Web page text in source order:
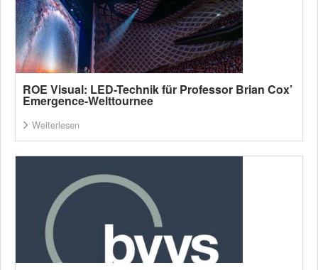
ROE Visual: LED-Technik für Professor Brian Cox’
Emergence-Welttournee
Weiterlesen